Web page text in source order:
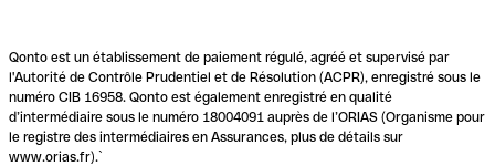
Qonto est un établissement de paiement régulé, agréé et supervisé par
l'Autorité de Contrôle Prudentiel et de Résolution (ACPR), enregistré sous le
numéro CIB 16958. Qonto est également enregistré en qualité
d’intermédiaire sous le numéro 18004091 auprès de l’ORIAS (Organisme pour
le registre des intermédiaires en Assurances, plus de détails sur
www.orias.fr).`